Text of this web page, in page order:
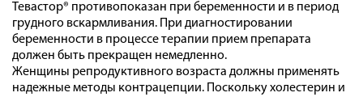
Тевастор® противопоказан при беременности и в период
грудного вскармливания. При диагностировании
беременности в процессе терапии прием препарата
должен быть прекращен немедленно.
Женщины репродуктивного возраста должны применять
надежные методы контрацепции. Поскольку холестерин и